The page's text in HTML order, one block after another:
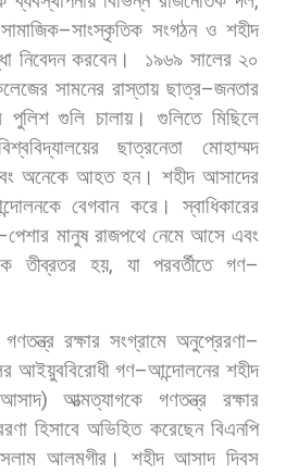
সামাজিক–সাংস্কৃতিক সংগঠন ও শহীদ
নিবেদন করবেন। ১৯৬৯ সালের ২০
সামনের রাস্তায় ছাত্র–জনতার
পুলিশ গুলি চালায়। গুলিতে মিছিলে
ছাত্রনেতা
মোহাম্মদ
অনেকে আহত হন। শহীদ আসাদের
বেগবান করে।
স্বাধিকারের
পেশার মানুষ রাজপথে নেমে আসে এবং
তীব্রতর হয়, যা পরবর্তীতে গণ–
গণতন্ত্র রক্ষার সংগ্রামে অনুপ্রেরণা–
আইয়ুববিরোধী গণ–আন্দোলনের শহীদ
আসাদ)আত্মত্যাগকে গণতন্ত্র
রক্ষার
হিসাবে অভিহিত করেছেন বিএনপি
আলমগীর। শহীদ আসাদ দিবস